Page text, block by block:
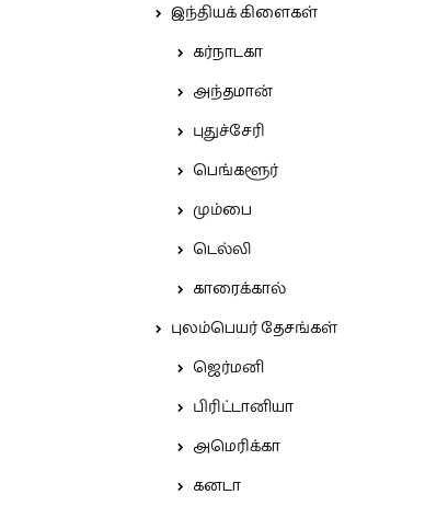
இந்தியக் கிளைகள்
கர்நாடகா
அந்தமான்
புதுச்சேரி
பெங்களூர்
மும்பை
டெல்லி
காரைக்கால்
புலம்பெயர் தேசங்கள்
ஜெர்மனி
பிரிட்டானியா
அமெரிக்கா
கனடா